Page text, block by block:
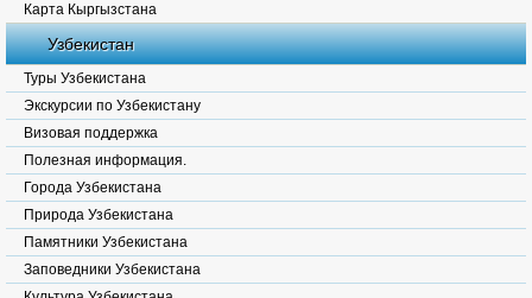
Карта Кыргызстана
Узбекистан
Туры Узбекистана
Экскурсии по Узбекистану
Визовая поддержка
Полезная информация.
Города Узбекистана
Природа Узбекистана
Памятники Узбекистана
Заповедники Узбекистана